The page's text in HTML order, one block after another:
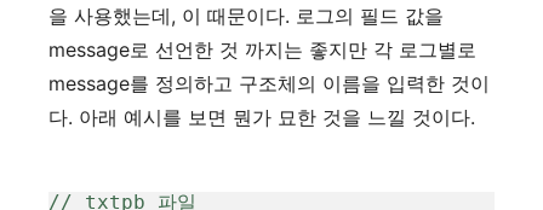
을 사용했는데, 이 때문이다. 로그의 필드 값을
message로 선언한 것 까지는 좋지만 각 로그별로
message를 정의하고 구조체의 이름을 입력한 것이
다. 아래 예시를 보면 뭔가 묘한 것을 느낄 것이다.
// txtpb 파일